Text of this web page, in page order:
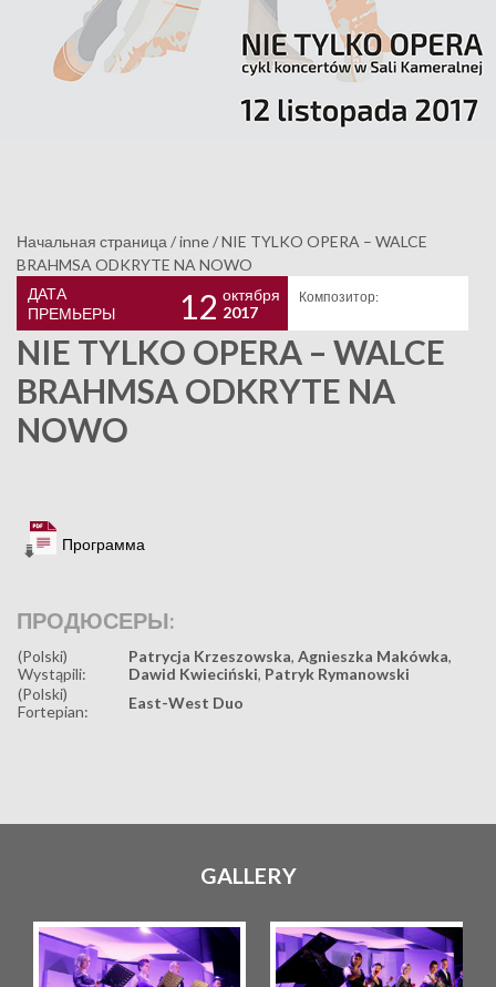
Начальная страница /inne/NIE TYLKO OPERA – WALCE
BRAHMSA ODKRYTE NA NOWO
ДАТА
ПРЕМЬЕРЫ
12 октября
2017
Композитор:
NIE TYLKO OPERA – WALCE
BRAHMSA ODKRYTE NA
NOWO
Программа
ПРОДЮСЕРЫ:
(Polski)
Wystąpili:
Patrycja Krzeszowska, Agnieszka Makówka,
Dawid Kwieciński, Patryk Rymanowski
(Polski)
Fortepian:
East-West Duo
GALLERY